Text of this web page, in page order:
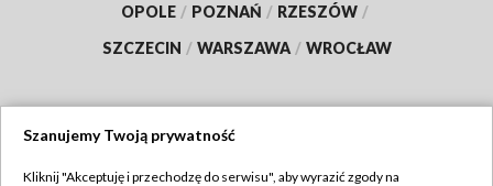
OPOLE / POZNAŃ / RZESZÓW /
SZCZECIN / WARSZAWA / WROCŁAW
Szanujemy Twoją prywatność
Kliknij "Akceptuję i przechodzę do serwisu", aby wyrazić zgody na